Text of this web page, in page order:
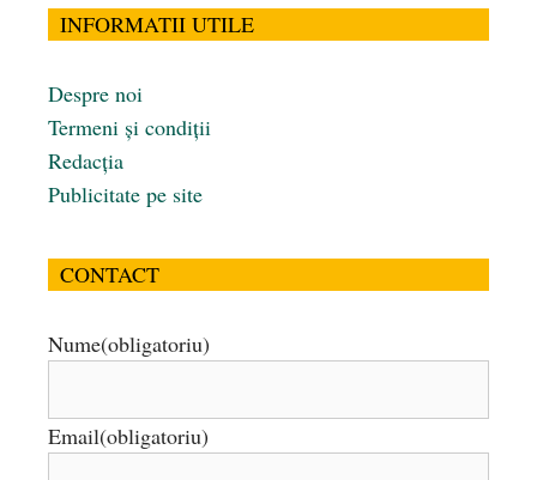
INFORMATII UTILE
Despre noi
Termeni și condiții
Redacția
Publicitate pe site
CONTACT
Nume(obligatoriu)
Email(obligatoriu)